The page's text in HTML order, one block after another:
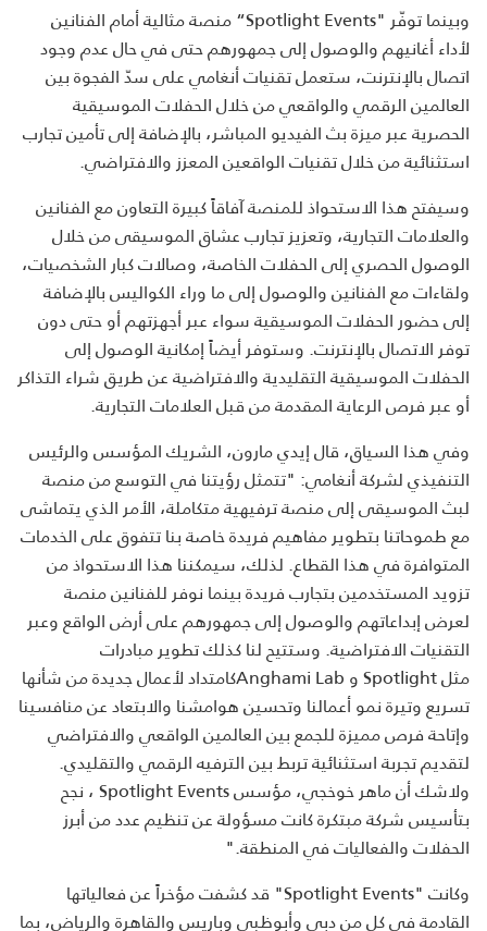
وبينما توفّر“Spotlight Events"منصة مثالية أمام الفنانين
لأداء أغانيهم والوصول إلى جمهورهم حتى في حال عدم وجود
اتصال بالإنترنت، ستعمل تقنيات أنغامي على سدّ الفجوة بين
العالمين الرقمي والواقعي من خلال الحفلات الموسيقية
الحصرية عبر ميزة بث الفيديو المباشر، بالإضافة إلى تأمين تجارب
استثنائية من خلال تقنيات الواقعين المعزز والافتراضي.
وسيفتح هذا الاستحواذ للمنصة آفاقاً كبيرة التعاون مع الفنانين
والعلامات التجارية، وتعزيز تجارب عشاق الموسيقى من خلال
الوصول الحصري إلى الحفلات الخاصة، وصالات كبار الشخصيات،
ولقاءات مع الفنانين والوصول إلى ما وراء الكواليس بالإضافة
إلى حضور الحفلات الموسيقية سواء عبر أجهزتهم أو حتى دون
توفر الاتصال بالإنترنت. وستوفر أيضاً إمكانية الوصول إلى
الحفلات الموسيقية التقليدية والافتراضية عن طريق شراء التذاكر
أو عبر فرص الرعاية المقدمة من قبل العلامات التجارية.
وفي هذا السياق، قال إيدي مارون، الشريك المؤسس والرئيس
التنفيذي لشركة أنغامي: "تتمثل رؤيتنا في التوسع من منصة
لبث الموسيقى إلى منصة ترفيهية متكاملة، الأمر الذي يتماشى
مع طموحاتنا بتطوير مفاهيم فريدة خاصة بنا تتفوق على الخدمات
المتوافرة في هذا القطاع. لذلك، سيمكننا هذا الاستحواذ من
تزويد المستخدمين بتجارب فريدة بينما نوفر للفنانين منصة
لعرض إبداعاتهم والوصول إلى جمهورهم على أرض الواقع وعبر
التقنيات الافتراضية. وستتيح لنا كذلك تطوير مبادرات
مثلSpotlightوAnghami Labكامتداد لأعمال جديدة من شأنها
تسريع وتيرة نمو أعمالنا وتحسين هوامشنا والابتعاد عن منافسينا
وإتاحة فرص مميزة للجمع بين العالمين الواقعي والافتراضي
لتقديم تجربة استثنائية تربط بين الترفيه الرقمي والتقليدي.
ولاشك أن ماهر خوخجي، مؤسسSpotlight Events، نجح
بتأسيس شركة مبتكرة كانت مسؤولة عن تنظيم عدد من أبرز
الحفلات والفعاليات في المنطقة".
وكانت"Spotlight Events" قد كشفت مؤخراً عن فعالياتها
القادمة في كل من دبي وأبوظبي وباريس والقاهرة والرياض، بما